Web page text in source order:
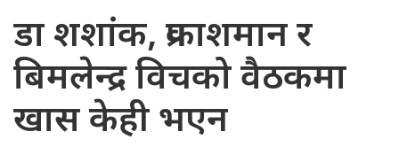
डा शशांक, प्रकाशमान र
बिमलेन्द्र विचको वैठकमा
खास केही भएन